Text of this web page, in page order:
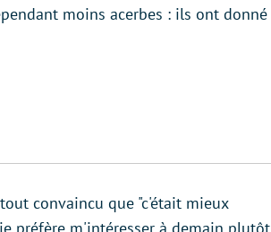
moins acerbes : ils ont donné
convaincu que "c'était mieux